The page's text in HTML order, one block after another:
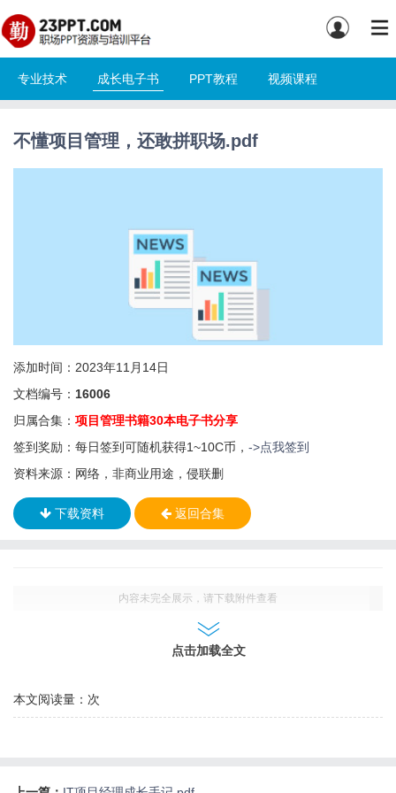
专业技术 成长电子书 PPT教程 视频课程
不懂项目管理，还敢拼职场.pdf
添加时间：2023年11月14日
文档编号： 16006
归属合集： 项目管理书籍30本电子书分享
签到奖励：每日签到可随机获得1~10C币， ->点我签到
资料来源：网络，非商业用途，侵联删
下载资料 返回合集
内容未完全展示，请下载附件查看
点击加载全文
本文阅读量： 次